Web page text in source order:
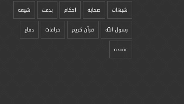
شبهات صحابه احکام بدعت شیعه
رسول الله قرآن کریم خرافات دفاع
عقیده